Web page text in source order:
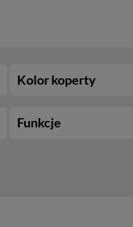
Kolor koperty
Funkcje